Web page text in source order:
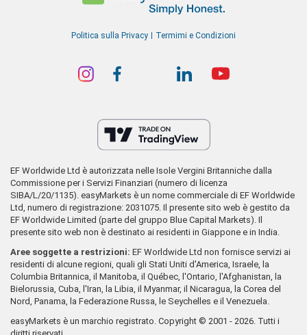
Politica sulla Privacy Termimi e Condizioni
EF Worldwide Ltd è autorizzata nelle Isole Vergini Britanniche dalla
Commissione per i Servizi Finanziari (numero di licenza
SIBA/L/20/1135). easyMarkets è un nome commerciale di EF Worldwide
Ltd, numero di registrazione: 2031075. Il presente sito web è gestito da
EF Worldwide Limited (parte del gruppo Blue Capital Markets). Il
presente sito web non è destinato ai residenti in Giappone e in India.
Aree soggette a restrizioni: EF Worldwide Ltd non fornisce servizi ai
residenti di alcune regioni, quali gli Stati Uniti d'America, Israele, la
Columbia Britannica, il Manitoba, il Québec, l'Ontario, l'Afghanistan, la
Bielorussia, Cuba, l'Iran, la Libia, il Myanmar, il Nicaragua, la Corea del
Nord, Panama, la Federazione Russa, le Seychelles e il Venezuela.
easyMarkets è un marchio registrato. Copyright © 2001 - 2026. Tutti i